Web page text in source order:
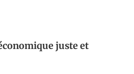
juste et